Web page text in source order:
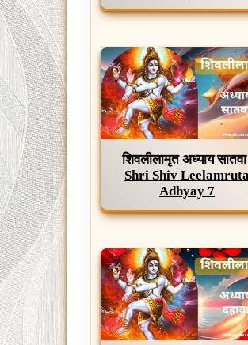
शिवलीलामृत अध्याय
Shri Shiv
Adhyay 7